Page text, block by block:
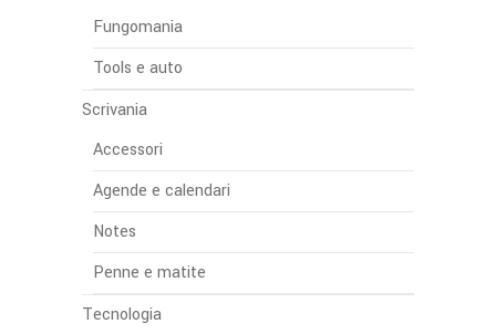
Fungomania
Tools e auto
Scrivania
Accessori
Agende e calendari
Notes
Penne e matite
Tecnologia